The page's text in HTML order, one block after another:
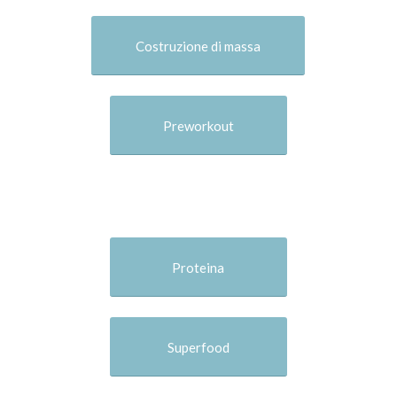
Costruzione di massa
Preworkout
Proteina
Superfood